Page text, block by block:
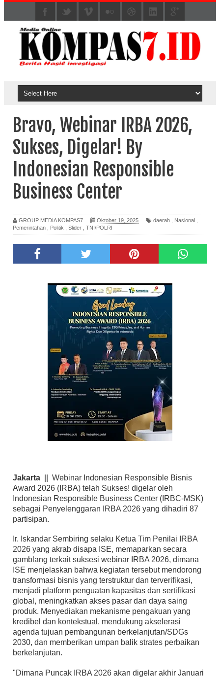
Bravo, Webinar IRBA 2026,
Sukses, Digelar! By
Indonesian Responsible
Business Center
GROUP MEDIA KOMPAS7 Oktober 19, 2025 daerah Nasional
Pemerintahan
Politik Slider TNI/POLRI
Jakarta || Webinar Indonesian Responsible Bisnis
Award 2026 (IRBA) telah Sukses! digelar oleh
Indonesian Responsible Business Center (IRBC-MSK)
sebagai Penyelenggaran IRBA 2026 yang dihadiri 87
partisipan.
Ir. Iskandar Sembiring selaku Ketua Tim Penilai IRBA
2026 yang akrab disapa ISE, memaparkan secara
gamblang terkait suksesi webinar IRBA 2026, dimana
ISE menjelaskan bahwa kegiatan tersebut mendorong
transformasi bisnis yang terstruktur dan terverifikasi,
menjadi platform penguatan kapasitas dan sertifikasi
global, meningkatkan akses pasar dan daya saing
produk. Menyediakan mekanisme pengakuan yang
kredibel dan kontekstual, mendukung akselerasi
agenda tujuan pembangunan berkelanjutan/SDGs
2030, dan memberikan umpan balik strates perbaikan
berkelanjutan.
"Dimana Puncak IRBA 2026 akan digelar akhir Januari